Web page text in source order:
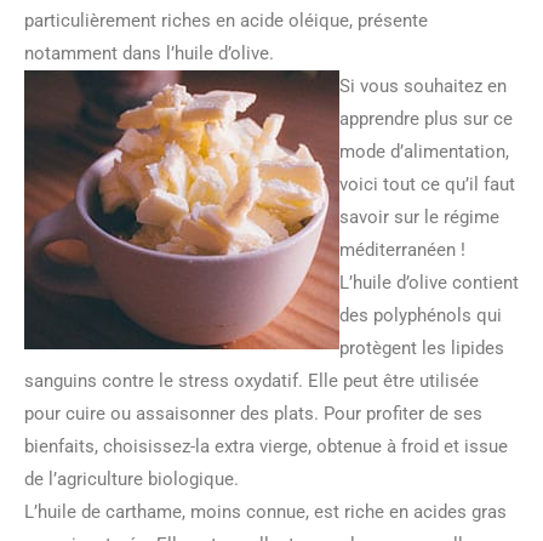
particulièrement riches en acide oléique, présente
notamment dans l’huile d’olive.
Si vous souhaitez en
apprendre plus sur ce
mode d’alimentation,
voici tout ce qu’il faut
savoir sur le régime
méditerranéen !
L’huile d’olive contient
des polyphénols qui
protègent les lipides
sanguins contre le stress oxydatif. Elle peut être utilisée
pour cuire ou assaisonner des plats. Pour profiter de ses
bienfaits, choisissez-la extra vierge, obtenue à froid et issue
de l’agriculture biologique.
L’huile de carthame, moins connue, est riche en acides gras